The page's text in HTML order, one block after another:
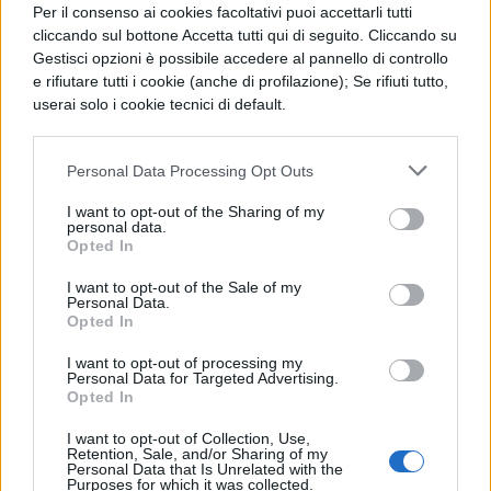
Per il consenso ai cookies facoltativi puoi accettarli tutti
cliccando sul bottone Accetta tutti qui di seguito. Cliccando su
Gestisci opzioni è possibile accedere al pannello di controllo
e rifiutare tutti i cookie (anche di profilazione); Se rifiuti tutto,
userai solo i cookie tecnici di default.
Personal Data Processing Opt Outs
I want to opt-out of the Sharing of my
personal data.
Opted In
I want to opt-out of the Sale of my
Personal Data.
Opted In
I want to opt-out of processing my
Personal Data for Targeted Advertising.
Opted In
I want to opt-out of Collection, Use,
Retention, Sale, and/or Sharing of my
Personal Data that Is Unrelated with the
Purposes for which it was collected.
prima pietra dell’ evidenza per costruire il
nuovo edificio del sapere , si rivelerebbe
instabile . Ma Cartesio fa notare che il
immediato e subitamente coglibile al pari
della verità che 2 + 2 = 4 . Nessuno
oserebbe pensare che 2 + 2 non é uguale a
4 così come nessuno oserebbe pensare che
ciò che pensa non esiste . La terza critica
mossa a Cartesio é che in realtà lui
presenta il cogito ergo sum come punto di
partenza per la conoscenza certa , ma in